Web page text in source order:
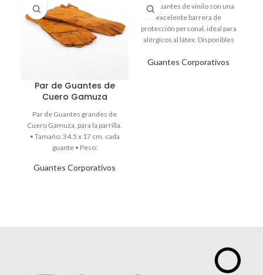
Par de Guantes de
Cuero Gamuza
Guantes Corporativos
Par de Guantes grandes de
Cuero Gamuza, para la parrilla.
• Tamaño: 34.5 x 17 cm. cada
guante • Peso:
Guantes Corporativos
Los guantes de vinilo son una
excelente barrera de
protección personal, ideal para
alérgicos al látex. Disponibles
mínimo 10 cajas